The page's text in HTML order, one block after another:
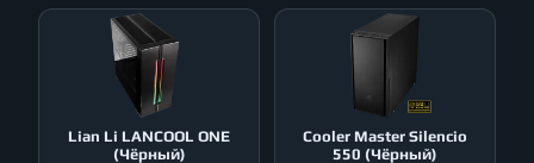
Lian Li LANCOOL ONE
(Чёрный)
Cooler Master Silencio
550 (Чёрный)